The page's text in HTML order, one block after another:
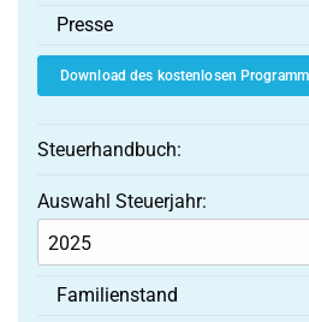
Presse
Download des kostenlosen
Steuerhandbuch:
Auswahl Steuerjahr:
Familienstand